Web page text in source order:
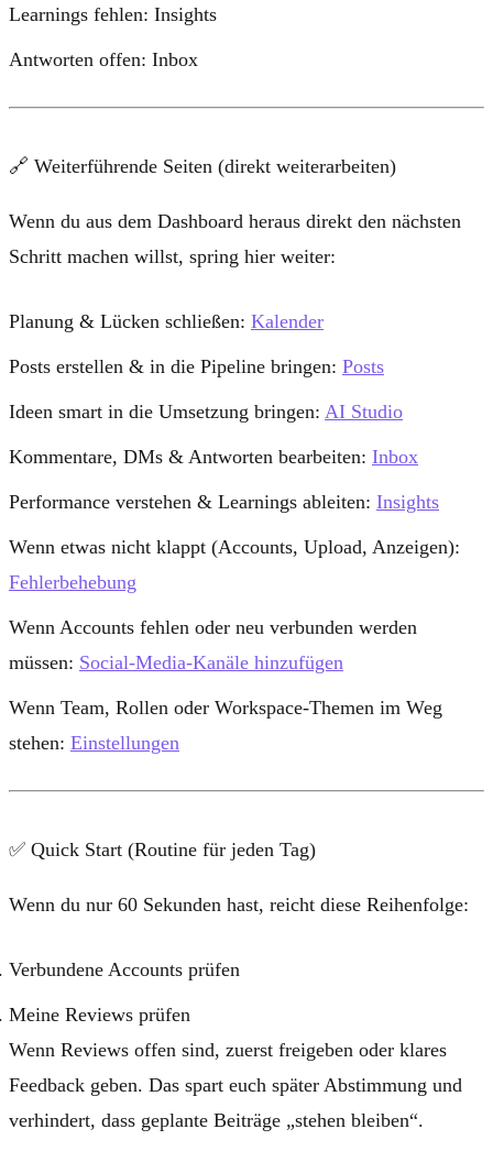
Learnings fehlen: Insights
Antworten offen: Inbox
🔗 Weiterführende Seiten (direkt weiterarbeiten)
Wenn du aus dem Dashboard heraus direkt den nächsten
Schritt machen willst, spring hier weiter:
Planung & Lücken schließen: Kalender
Posts erstellen & in die Pipeline bringen: Posts
Ideen smart in die Umsetzung bringen: AI Studio
Kommentare, DMs & Antworten bearbeiten: Inbox
Performance verstehen & Learnings ableiten: Insights
Wenn etwas nicht klappt (Accounts, Upload, Anzeigen):
Fehlerbehebung
Wenn Accounts fehlen oder neu verbunden werden
müssen: Social-Media-Kanäle hinzufügen
Wenn Team, Rollen oder Workspace-Themen im Weg
stehen: Einstellungen
✅ Quick Start (Routine für jeden Tag)
Wenn du nur 60 Sekunden hast, reicht diese Reihenfolge:
Verbundene Accounts prüfen
Meine Reviews prüfen
Wenn Reviews offen sind, zuerst freigeben oder klares
Feedback geben. Das spart euch später Abstimmung und
verhindert, dass geplante Beiträge „stehen bleiben“.